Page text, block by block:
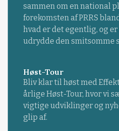
sammen om en national
forekomsten af PRRS
hvad er det egentlig, og
udrydde den smitsomme
Høst-Tour
Bliv klar til høst med
årlige Høst-Tour, hvor vi
vigtige udviklinger og
glip af.